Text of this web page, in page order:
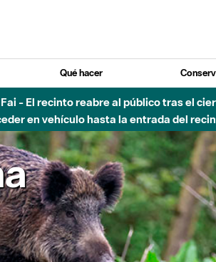
Qué hacer
de la Fase de Alerta del
Cerrados los accesos al Parque.